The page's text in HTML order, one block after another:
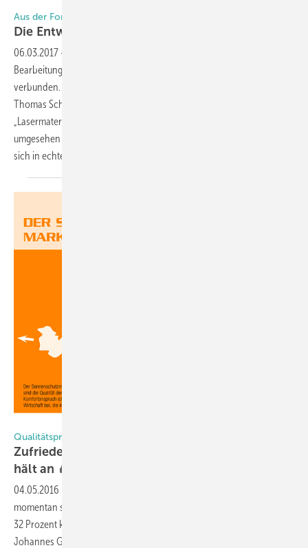
Aus der Forschung: Laser für die Glasbearbeitung
Die Entwicklung nimmt Fahrt
06.03.2017 -
Bearbeitung von Glas einzusetzen, waren große Erwartungen damit
verbunden. Wurden diese Erwartungen erfüllt? Unser Autor Dr.
Thomas Schmidt hat sich auf dem Workshop
„Lasermaterialbearbeitung von Glaswerkstoffen“ am LZH Hannover
umgesehen und erläutert, wo wir heute stehen und welche Verfahren
sich in echten Produktionsumgebungen einsetzen lassen.
Qualitätsprodukte mit hohem Komfort auf dem Vormarsch
Zufriedenstellende Entwicklung in Österreich
hält an
04.05.2016
momentan stark gefragt und die steigende Exportquote von
32 Prozent kompensiert den zurzeit schwierigen Inlandsmarkt, erklärt
Johannes Gerstmann, Sprecher des Bundesverbandes für